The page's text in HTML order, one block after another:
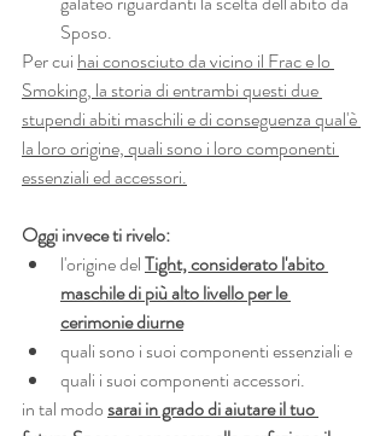
Sposo.
Per cui hai conosciuto da vicino il Frac e lo
Smoking, la storia di entrambi questi due
stupendi abiti maschili e di conseguenza qual'è
la loro origine, quali sono i loro componenti
essenziali ed accessori.
Oggi invece ti rivelo:
l'origine del Tight, considerato l'abito
maschile di più alto livello per le
cerimonie diurne
quali sono i suoi componenti essenziali e
quali i suoi componenti accessori.
in tal modosarai in grado di aiutare il tuo